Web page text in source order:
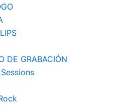
DE GRABACIÓN